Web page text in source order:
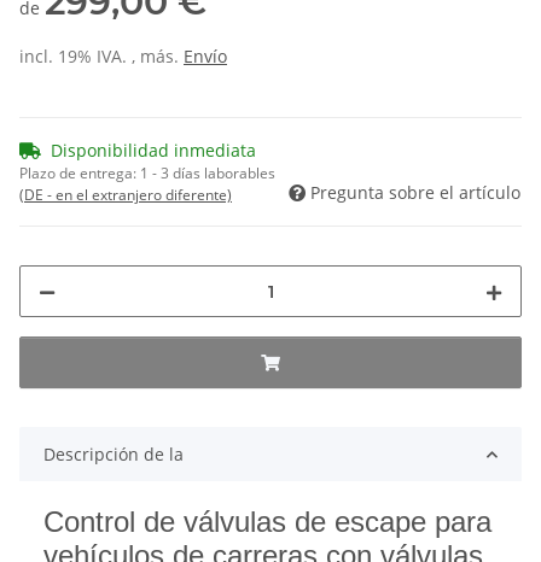
de
incl. 19% IVA. , más. Envío
Disponibilidad inmediata
Plazo de entrega: 1 - 3 días laborables
(DE - en el extranjero diferente)
Pregunta sobre el artículo
Descripción de la
Control de válvulas de escape para
vehículos de carreras con válvulas